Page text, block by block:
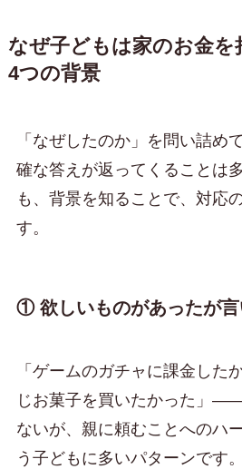
なぜ子どもは家のお金
4つの背景
「なぜしたのか」を問い詰め
確な答えが返ってくることは
も、背景を知ることで、対応
す。
① 欲しいものがあったが言
「ゲームのガチャに課金した
じお菓子を買いたかった」
ないが、親に頼むことへのハ
う子どもに多いパターンです。